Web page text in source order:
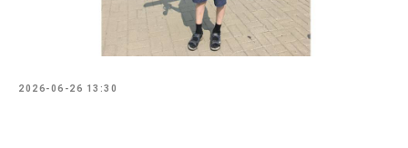
2026-06-26 13:30